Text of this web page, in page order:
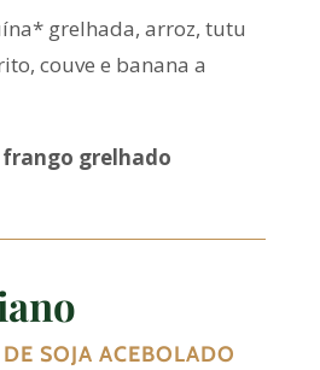
grelhada, arroz, tutu
couve e banana a
grelhado
SOJA ACEBOLADO